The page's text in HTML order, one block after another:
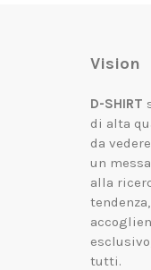
Vision
D-SHIRT
di alta
da
un
alla
esclusivo,
tutti.